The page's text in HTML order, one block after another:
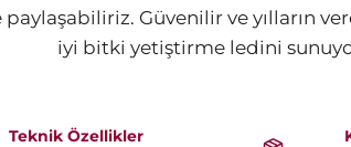
Güvenilir ve yılların
iyi bitki yetiştirme ledini
Teknik Özellikler